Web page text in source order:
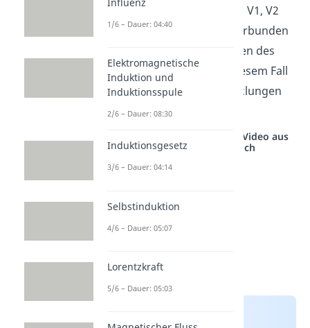
bedeutet das, dass U2 und V1, V2
und W1 und W2 und U1 verbunden
werden müssen. Die Phasen des
Stromnetzes werden in diesem Fall
jeweils zwischen zwei Wicklungen
angeschlossen.
Studyflix vernetzt: Hier ein Video aus
einem anderen Bereich
1/6 – Dauer: 04:40
Elektromagnetische
Induktion und
Induktionsspule
2/6 – Dauer: 08:30
Induktionsgesetz
3/6 – Dauer: 04:14
Selbstinduktion
4/6 – Dauer: 05:07
Lorentzkraft
5/6 – Dauer: 05:03